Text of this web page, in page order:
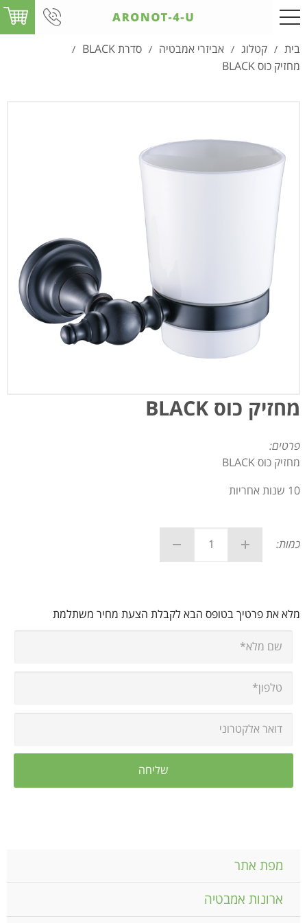
בית / קטלוג / אביזרי אמבטיה / סדרת BLACK /
מחזיק כוס BLACK
מחזיק כוס BLACK
פרטים:
מחזיק כוס BLACK
10 שנות אחריות
כמות:
מלא את פרטיך בטופס הבא לקבלת הצעת מחיר משתלמת
מפת אתר
ארונות אמבטיה